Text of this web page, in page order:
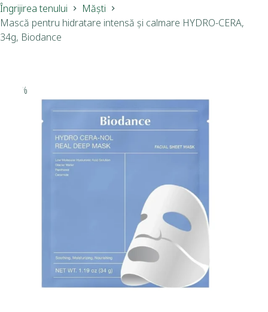
Îngrijirea tenului
Măști
Mască pentru hidratare intensă și calmare HYDRO-CERA,
34g, Biodance
-34%